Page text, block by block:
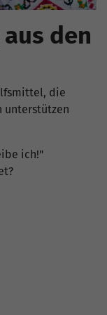
den
die
unterstützen
ich!"